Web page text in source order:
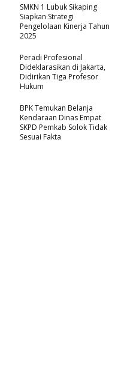
SMKN 1 Lubuk Sikaping
Siapkan Strategi
Pengelolaan Kinerja Tahun
2025
Peradi Profesional
Dideklarasikan di Jakarta,
Didirikan Tiga Profesor
Hukum
BPK Temukan Belanja
Kendaraan Dinas Empat
SKPD Pemkab Solok Tidak
Sesuai Fakta